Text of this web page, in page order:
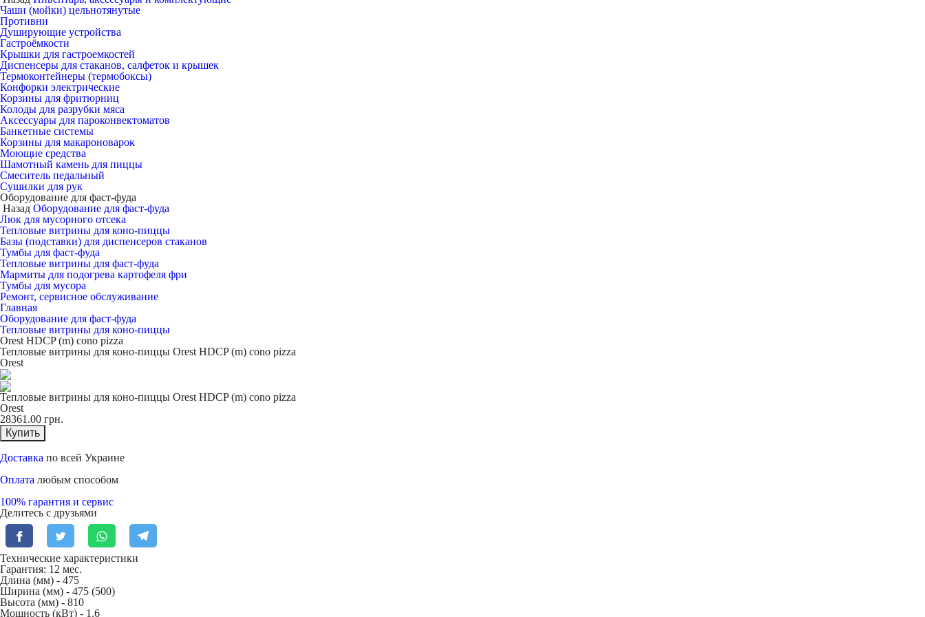
Чаши (мойки) цельнотянутые
Противни
Душирующие устройства
Гастроёмкости
Крышки для гастроемкостей
Диспенсеры для стаканов, салфеток и крышек
Термоконтейнеры (термобоксы)
Конфорки электрические
Корзины для фритюрниц
Колоды для разрубки мяса
Аксессуары для пароконвектоматов
Банкетные системы
Корзины для макароноварок
Моющие средства
Шамотный камень для пиццы
Смеситель педальный
Сушилки для рук
Оборудование для фаст-фуда
Назад Оборудование для фаст-фуда
Люк для мусорного отсека
Тепловые витрины для коно-пиццы
Базы (подставки) для диспенсеров стаканов
Тумбы для фаст-фуда
Тепловые витрины для фаст-фуда
Мармиты для подогрева картофеля фри
Тумбы для мусора
Ремонт, сервисное обслуживание
Главная
Оборудование для фаст-фуда
Тепловые витрины для коно-пиццы
Orest HDCP (m) cono pizza
Тепловые витрины для коно-пиццы Orest HDCP (m) cono pizza
Orest
Тепловые витрины для коно-пиццы Orest HDCP (m) cono pizza
Orest
28361.00 грн.
Купить
Доставка по всей Украине
Оплата любым способом
100% гарантия и сервис
Делитесь с друзьями
Технические характеристики
Гарантия: 12 мес.
Длина (мм) - 475
Ширина (мм) - 475 (500)
Высота (мм) - 810
Мощность (кВт) - 1.6